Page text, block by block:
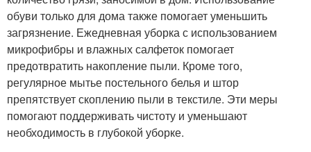
обуви только для дома также помогает уменьшить
загрязнение. Ежедневная уборка с использованием
микрофибры и влажных салфеток помогает
предотвратить накопление пыли. Кроме того,
регулярное мытье постельного белья и штор
препятствует скоплению пыли в текстиле. Эти меры
помогают поддерживать чистоту и уменьшают
необходимость в глубокой уборке.